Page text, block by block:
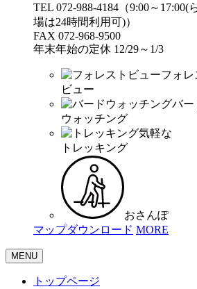
TEL 072-988-4184（9:00～
場は24時間利用可)）
FAX 072-968-9500
年末年始の定休 12/29～1/3
フォレ
ビュー
バー
ウォッチング
気軽な
トレッキング
おさんぽ
マップダウンロード MORE
MENU
トップページ